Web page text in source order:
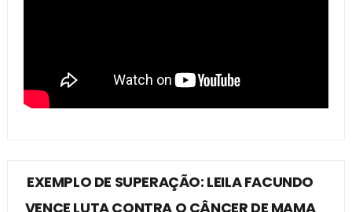
EXEMPLO DE SUPERAÇÃO: LEILA FACUNDO
VENCE LUTA CONTRA O CÂNCER DE MAMA